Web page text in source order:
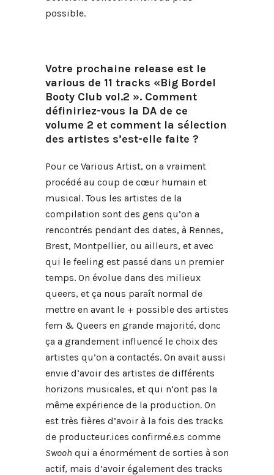
possible.
Votre prochaine release est le
various de 11 tracks «Big Bordel
Booty Club vol.2 ». Comment
définiriez-vous la DA de ce
volume 2 et comment la sélection
des artistes s’est-elle faite ?
Pour ce Various Artist, on a vraiment
procédé au coup de cœur humain et
musical. Tous les artistes de la
compilation sont des gens qu’on a
rencontrés pendant des dates, à Rennes,
Brest, Montpellier, ou ailleurs, et avec
qui le feeling est passé dans un premier
temps. On évolue dans des milieux
queers, et ça nous paraît normal de
mettre en avant le + possible des artistes
fem & Queers en grande majorité, donc
ça a grandement influencé le choix des
artistes qu’on a contactés. On avait aussi
envie d’avoir des artistes de différents
horizons musicales, et qui n’ont pas la
même expérience de la production. On
est très fières d’avoir à la fois des tracks
de producteur.ices confirmé.e.s comme
Swooh qui a énormément de sorties à son
actif, mais d’avoir également des tracks